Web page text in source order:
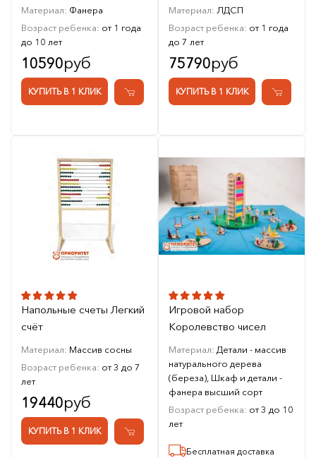
Материал: Фанера
Возраст ребенка: от 1 года
до 10 лет
10590руб
КУПИТЬ В 1 КЛИК
Материал: ЛДСП
Возраст ребенка: от 1 года
до 7 лет
75790руб
КУПИТЬ В 1 КЛИК
Напольные счеты Легкий
счёт
Материал: Массив сосны
Возраст ребенка: от 3 до 7
лет
19440руб
КУПИТЬ В 1 КЛИК
Игровой набор
Королевство чисел
Материал: Детали - массив
натурального дерева
(береза), Шкаф и детали -
фанера высший сорт
Возраст ребенка: от 3 до 10
лет
Бесплатная доставка